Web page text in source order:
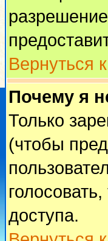
Вернуться
Почему я
Только
(чтобы
доступа.